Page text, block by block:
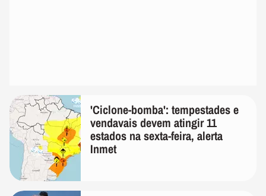
'Ciclone-bomba': tempestades e
vendavais devem atingir 11
estados na sexta-feira, alerta
Inmet